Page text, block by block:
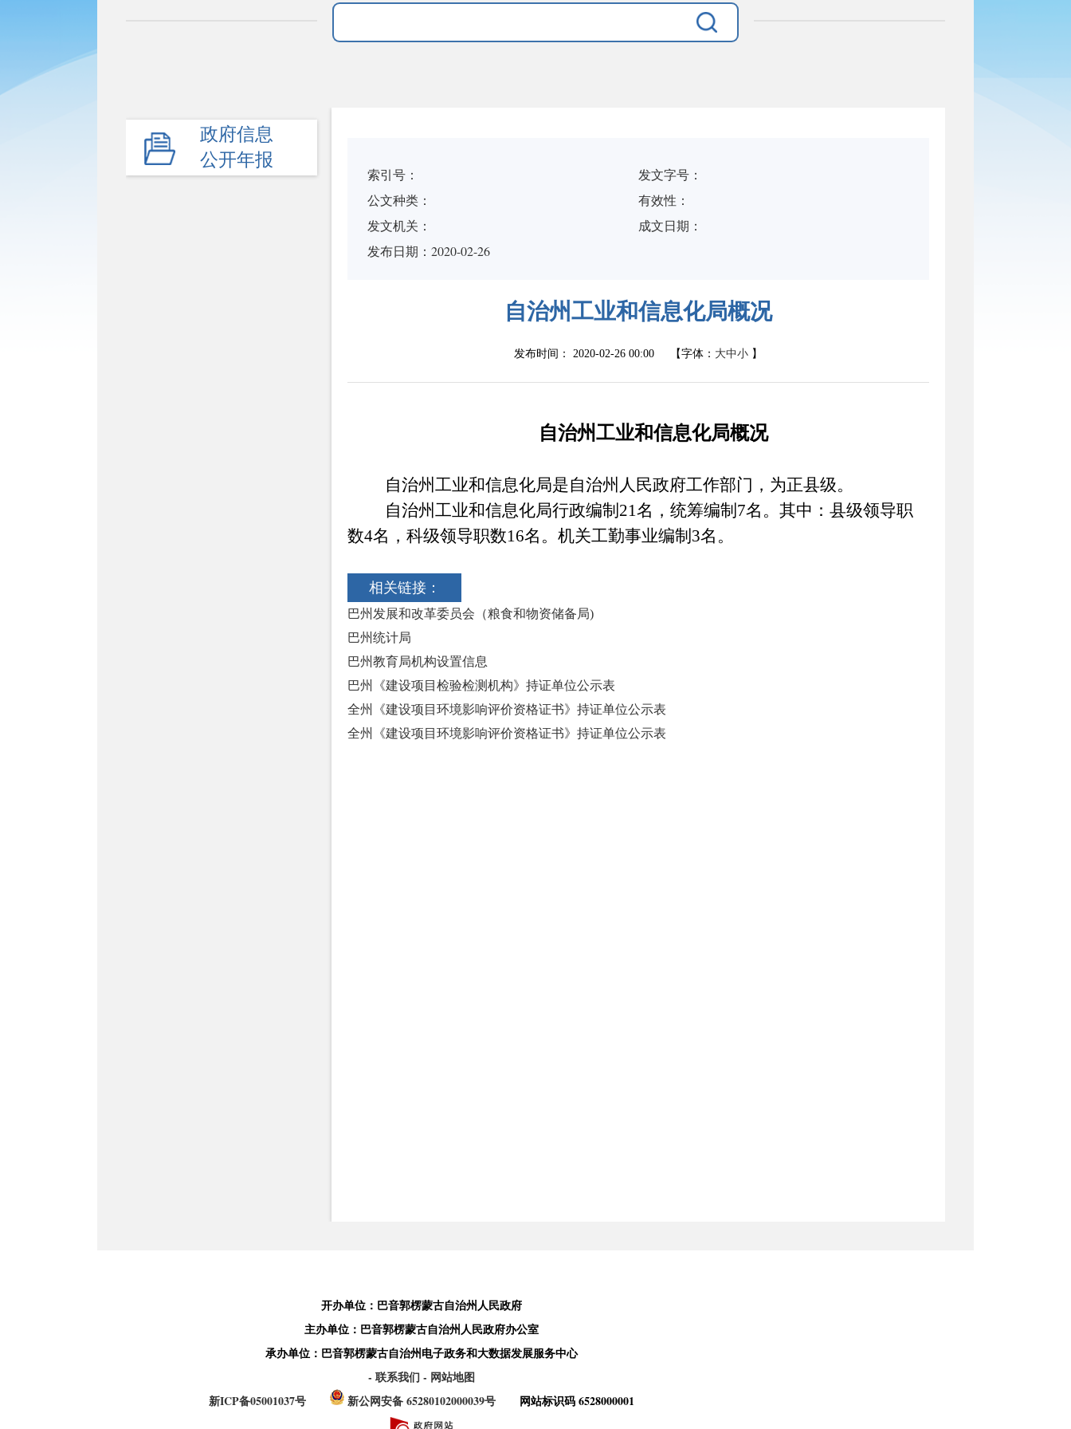
政府信息
公开年报
索引号：
发文字号：
公文种类：
有效性：
发文机关：
成文日期：
发布日期：2020-02-26
自治州工业和信息化局概况
发布时间： 2020-02-26 00:00 【字体： 大中小 】
自治州工业和信息化局概况
自治州工业和信息化局是自治州人民政府工作部门，为正县级。
自治州工业和信息化局行政编制 21名，统筹编制 7名。其中：县级领导职
数4名，科级领导职数16名。机关工勤事业编制 3名。
相关链接：
巴州发展和改革委员会（粮食和物资储备局)
巴州统计局
巴州教育局机构设置信息
巴州《建设项目检验检测机构》持证单位公示表
全州《建设项目环境影响评价资格证书》持证单位公示表
全州《建设项目环境影响评价资格证书》持证单位公示表
开办单位：巴音郭楞蒙古自治州人民政府
主办单位：巴音郭楞蒙古自治州人民政府办公室
承办单位：巴音郭楞蒙古自治州电子政务和大数据发展服务中心
- 联系我们- 网站地图
新ICP备05001037号
新公网安备 65280102000039号 网站标识码 6528000001